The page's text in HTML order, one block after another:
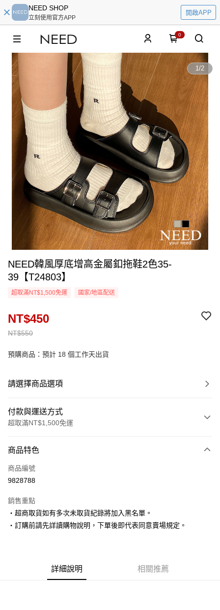
NEED SHOP
立刻使用官方APP
開啟APP
0
1/2
NEED韓風厚底增高金屬釦拖鞋2色35-
39【T24803】
超取滿NT$1,500免運 國家/地區配送
NT$550
NT$450
預購商品：預計 18 個工作天出貨
請選擇商品選項
付款與運送方式
超取滿NT$1,500免運
信用卡一次付款
超商取貨付款
Apple Pay
街口支付
商品特色
商品編號
9828788
銷售重點
‧超商取貨如有多次未取貨紀錄將加入黑名單。
‧訂購前請先詳讀購物說明，下單後即代表同意賣場規定。
詳細說明 相關推薦